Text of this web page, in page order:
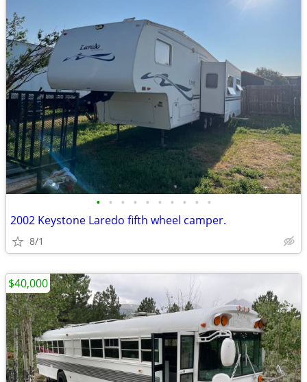
• • • • • • • • • •
2002 Keystone Laredo fifth wheel camper.
8/1
$40,000